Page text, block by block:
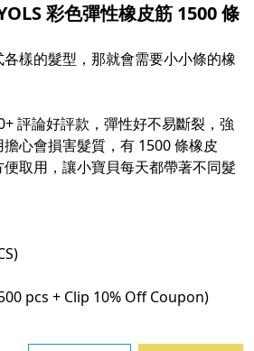
彩色彈性橡皮筋 1500 條
樣的髮型，那就會需要小小條的橡
評論好評款，彈性好不易斷裂，強
心會損害髮質，有 1500 條橡皮
取用，讓小寶貝每天都帶著不同髮
pcs + Clip 10% Off Coupon)